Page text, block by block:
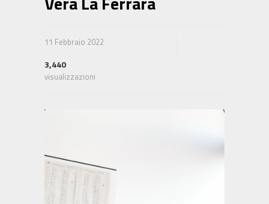
11 Febbraio 2022
3,440
visualizzazioni